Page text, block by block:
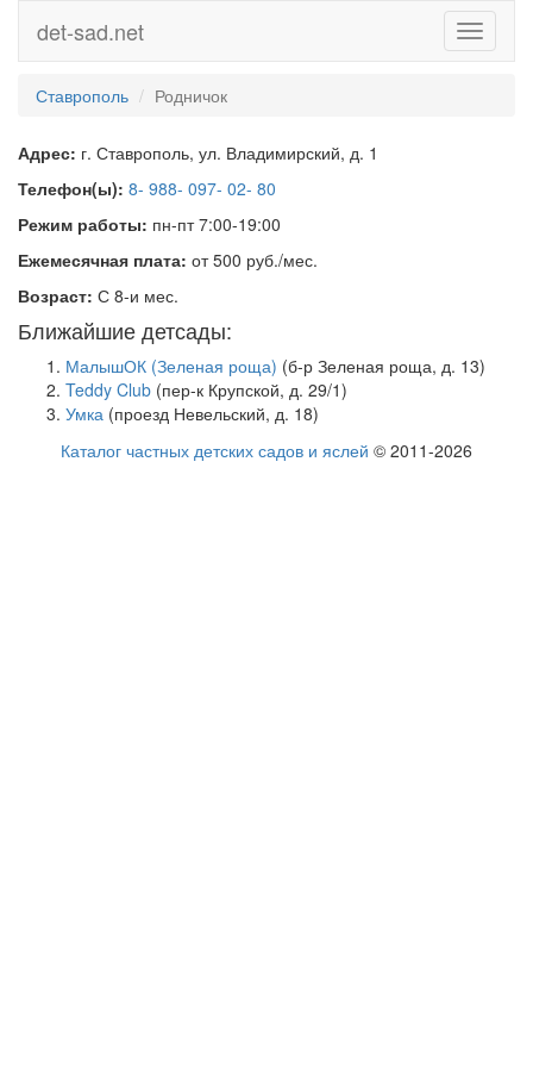
Toggle
det-sad.net
Ставрополь Родничок
Адрес: г. Ставрополь, ул. Владимирский, д. 1
Телефон(ы): 8- 988- 097- 02- 80
Режим работы: пн-пт 7:00-19:00
Ежемесячная плата: от 500 руб./мес.
Возраст: С 8-и мес.
Ближайшие детсады:
МалышОК (Зеленая роща) (б-р Зеленая роща, д. 13)
Teddy Club (пер-к Крупской, д. 29/1)
Умка (проезд Невельский, д. 18)
Каталог частных детских садов и яслей © 2011-2026